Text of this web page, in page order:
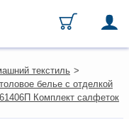
текстиль >
белье с отделкой
Комплект салфеток